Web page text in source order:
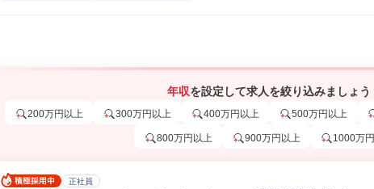
年収を設定して求人を絞り込みましょう
200万円以上 300万円以上 400万円以上 500万円以上
800万円以上 900万円以上 1000万
正社員